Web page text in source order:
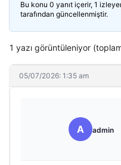
Bu konu 0 yanıt içerir, 1
tarafından güncellenmiştir.
1 yazı görüntüleniyor
05/07/2026: 1:35 am
A admin